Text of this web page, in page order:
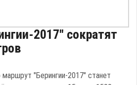
2017" сократят
"Берингии-2017" станет